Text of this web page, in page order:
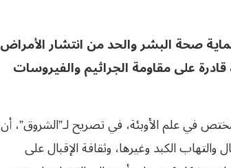
صحة البشر والحد من انتشار الأمراض
على مقاومة الجراثيم والفيروسات
في علم الأوبئة، في تصريح لـ”الشروق”، أن
الكبد وغيرها، وثقافة الإقبال على